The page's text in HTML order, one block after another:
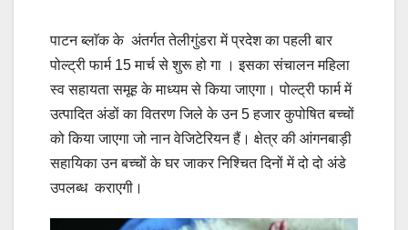
पाटन ब्लाॅक के अंतर्गत तेलीगुंडरा में प्रदेश का पहली बार
पोल्ट्री फार्म 15 मार्च से शुरू हो गा । इसका संचालन महिला
स्व सहायता समूह के माध्यम से किया जाएगा। पोल्ट्री फार्म में
उत्पादित अंडों का वितरण जिले के उन 5 हजार कुपोषित बच्चों
को किया जाएगा जो नान वेजिटेरियन हैं। क्षेत्र की आंगनबाड़ी
सहायिका उन बच्चों के घर जाकर निश्चित दिनों में दो दो अंडे
उपलब्ध कराएगी।